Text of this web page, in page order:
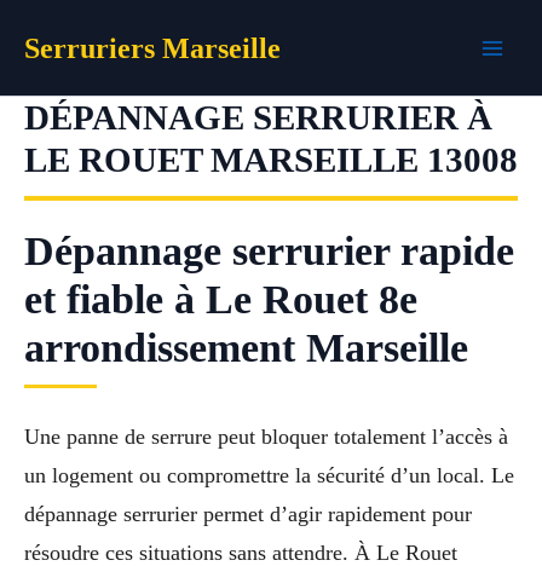
Serruriers Marseille
DÉPANNAGE SERRURIER À
LE ROUET MARSEILLE 13008
Dépannage serrurier rapide
et fiable à Le Rouet 8e
arrondissement Marseille
Une panne de serrure peut bloquer totalement l’accès à
un logement ou compromettre la sécurité d’un local. Le
dépannage serrurier permet d’agir rapidement pour
résoudre ces situations sans attendre. À Le Rouet